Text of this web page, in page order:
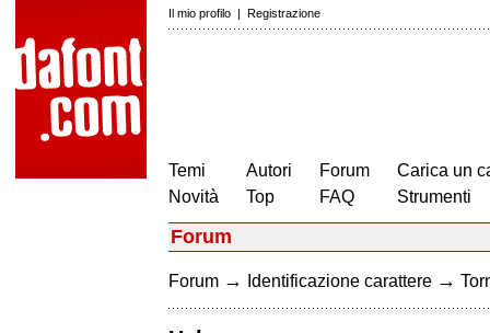
Il mio profilo | Registrazione
Temi
Novità
Autori
Top
Forum
FAQ
Carica un
Strumenti
Forum
Forum → Identificazione carattere →